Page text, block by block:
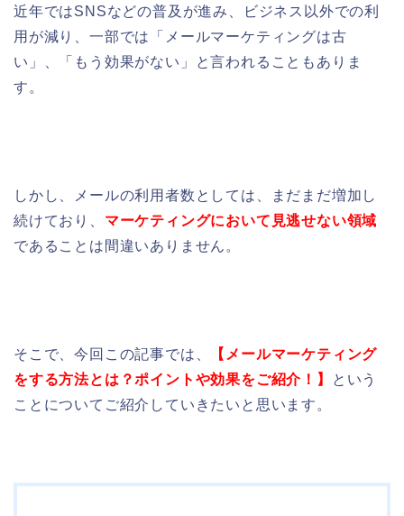
近年ではSNSなどの普及が進み、ビジネス以外での利
用が減り、一部では「メールマーケティングは古
い」、「もう効果がない」と言われることもありま
す。
しかし、メールの利用者数としては、まだまだ増加し
続けており、 マーケティングにおいて見逃せない領域
であることは間違いありません。
そこで、今回この記事では、
【メールマーケティング
をする方法とは？ポイントや効果をご紹介！】
という
ことについてご紹介していきたいと思います。